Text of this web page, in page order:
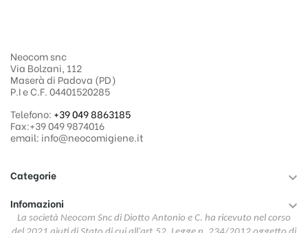
Neocom snc
Via Bolzani, 112
Maserà di Padova (PD)
P.I e C.F. 04401520285
Telefono: +39 049 8863185
Fax:+39 049 9874016
email: info@neocomigiene.it
Categorie 
Infomazioni 
La società Neocom Snc di Diotto Antonio e C. ha ricevuto nel corso